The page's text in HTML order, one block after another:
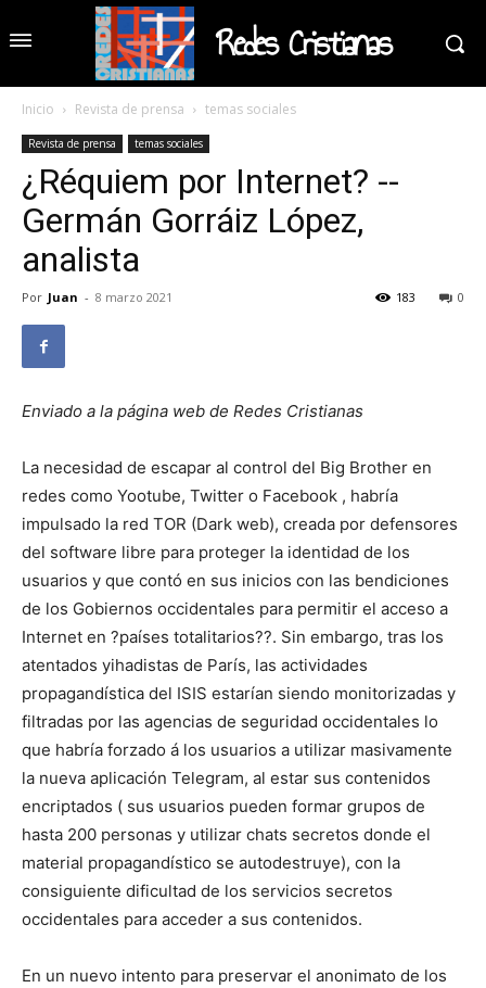
Redes Cristianas
Inicio Revista de prensa temas sociales
Revista de prensa temas sociales
¿Réquiem por Internet? --
Germán Gorráiz López,
analista
Por Juan - 8 marzo 2021 0
183
Enviado a la página web de Redes Cristianas
La necesidad de escapar al control del Big Brother en
redes como Yootube, Twitter o Facebook , habría
impulsado la red TOR (Dark web), creada por defensores
del software libre para proteger la identidad de los
usuarios y que contó en sus inicios con las bendiciones
de los Gobiernos occidentales para permitir el acceso a
Internet en ?países totalitarios??. Sin embargo, tras los
atentados yihadistas de París, las actividades
propagandística del ISIS estarían siendo monitorizadas y
filtradas por las agencias de seguridad occidentales lo
que habría forzado á los usuarios a utilizar masivamente
la nueva aplicación Telegram, al estar sus contenidos
encriptados ( sus usuarios pueden formar grupos de
hasta 200 personas y utilizar chats secretos donde el
material propagandístico se autodestruye), con la
consiguiente dificultad de los servicios secretos
occidentales para acceder a sus contenidos.
En un nuevo intento para preservar el anonimato de los